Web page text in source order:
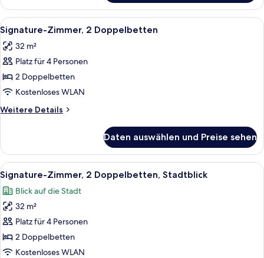
Zimmer,
1 King-
Bett,
Stadtblick
Alle
Fotos
für
Signature-
Zimmer,
2 Doppelbetten
anzeigen
Ein Hotelzimmer mit zwei Betten,
10
Signature-Zimmer, 2 Doppelbetten
32 m²
Platz für 4 Personen
2 Doppelbetten
Kostenloses WLAN
Weitere Details
Weitere
Zimmer,
2 Doppelbetten
Daten auswählen und Preise sehen
Alle
Fotos
für
Signature-
Zimmer,
2 Doppelbetten,
Stadtblick
Ein Hotelzimmer mit zwei Betten,
10
Signature-Zimmer, 2 Doppelbetten, Stadtblick
Blick auf die Stadt
32 m²
Platz für 4 Personen
2 Doppelbetten
Kostenloses WLAN